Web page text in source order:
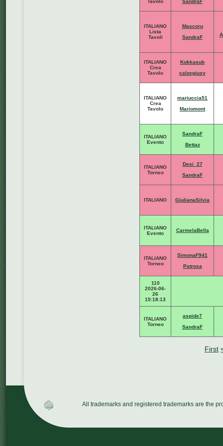
Tavolo
SandraF
ITALIANO
Lista
Tavoli
Mascoru
SandraF
ITALIANO
Crea
Tavolo
Kokkasub
calzegiusy
ITALIANO
Crea
Tavolo
mariuccia51
Mariomont
ITALIANO
Evento
SandraF
Bettaz
ITALIANO
Torneo
Desi_27
SandraF
ITALIANO GiulianaSilvia
ITALIANO
Evento
CarmelaBella
ITALIANO
Torneo
SimonaF941
Patrosa
110
2026-06-
26
15:18:13
ITALIANO
Torneo
aspide7
SandraF
First
All trademarks and registered trademarks are the